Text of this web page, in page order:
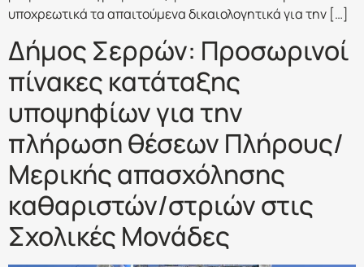
υποχρεωτικά τα απαιτούμενα δικαιολογητικά για την […]
Δήμος Σερρών: Προσωρινοί
πίνακες κατάταξης
υποψηφίων για την
πλήρωση θέσεων Πλήρους/
Μερικής απασχόλησης
καθαριστών/στριών στις
Σχολικές Μονάδες